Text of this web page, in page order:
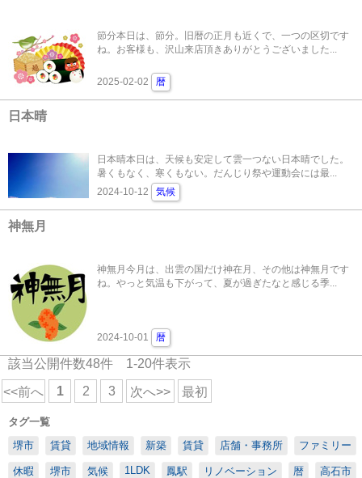
節分本日は、節分。旧暦の正月も近くで、一つの区切です
ね。お客様も、沢山来店頂きありがとうございました...
2025-02-02 暦
日本晴
日本晴本日は、天候も安定して雲一つない日本晴でした。
暑くもなく、寒くもない。だんじり祭や運動会には最...
2024-10-12
気候
神無月
神無月今月は、出雲の国だけ神在月、その他は神無月です
ね。やっと気温も下がって、夏が過ぎたなと感じる季...
2024-10-01 暦
該当公開件数48件 1-20件表示
<<前へ 1 2 3 次へ>> 最初
タグ一覧
堺市
賃貸 地域情報 新築 賃貸 店舗・事務所 ファミリー
休暇 堺市 気候 1LDK 鳳駅 リノベーション 暦 高石市